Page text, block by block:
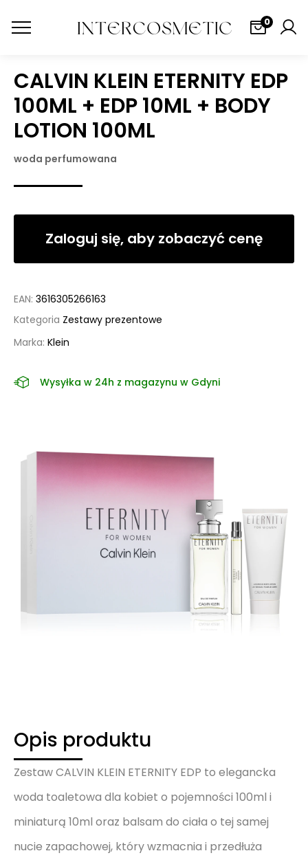
0
Opis produktu
Zestaw CALVIN KLEIN ETERNITY EDP to elegancka
woda toaletowa dla kobiet o pojemności 100ml i
miniaturą 10ml oraz balsam do ciała o tej samej
nucie zapachowej, który wzmacnia i przedłuża
CALVIN KLEIN ETERNITY EDP
100ML + EDP 10ML + BODY
LOTION 100ML
woda perfumowana
Zaloguj się, aby zobaczyć cenę
EAN: 3616305266163
Kategoria Zestawy prezentowe
Marka: Klein
Wysyłka w 24h z magazynu w Gdyni